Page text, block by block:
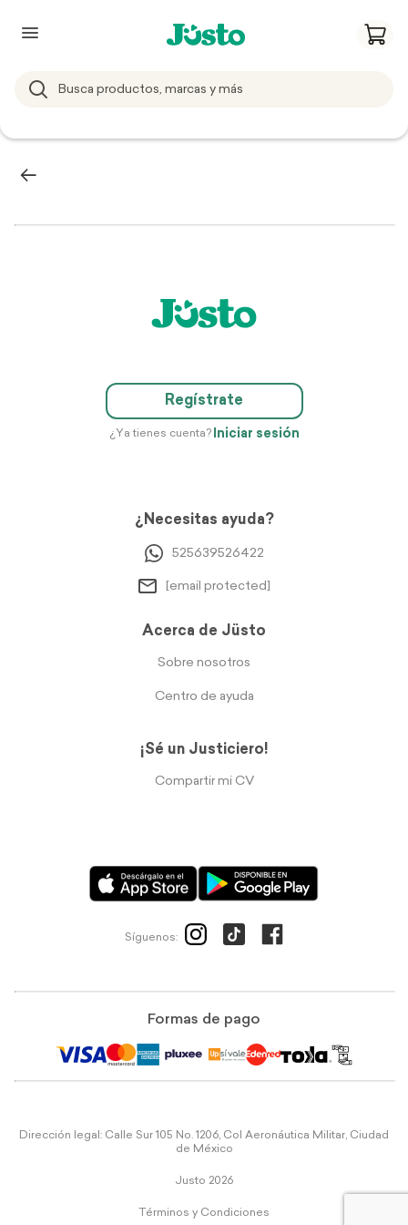
Regístrate
¿Ya tienes cuenta? Iniciar sesión
¿Necesitas ayuda?
525639526422
[email protected]
Acerca de Jüsto
Sobre nosotros
Centro de ayuda
¡Sé un Justiciero!
Compartir mi CV
Síguenos:
Formas de pago
Dirección legal: Calle Sur 105 No. 1206, Col Aeronáutica Militar, Ciudad
de México
Justo 2026
Términos y Condiciones